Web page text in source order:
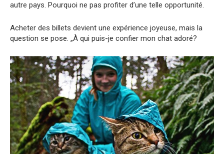
autre pays. Pourquoi ne pas profiter d’une telle opportunité.
Acheter des billets devient une expérience joyeuse, mais la
question se pose. „À qui puis-je confier mon chat adoré?